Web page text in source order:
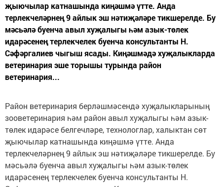
җыючылар катнашында киңәшмә үтте. Анда
терлекчеләрнең 9 айлык эш нәтиҗәләре тикшерелде. Бу
мәсьәлә буенча авыл хуҗалыгы һәм азык-төлек
идарәсенең терлекчелек буенча консультанты Н.
Сәфәргалиев чыгыш ясады. Киңәшмәдә хуҗалыкларда
ветеринария эше торышы турында район
ветеринария...
Район ветеринария берләшмәсендә хуҗалыкларының
зооветеринария һәм район авыл хуҗалыгы һәм азык-
төлек идарәсе белгечләре, технологлар, халыктан сөт
җыючылар катнашында киңәшмә үтте. Анда
терлекчеләрнең 9 айлык эш нәтиҗәләре тикшерелде. Бу
мәсьәлә буенча авыл хуҗалыгы һәм азык-төлек
идарәсенең терлекчелек буенча консультанты Н.